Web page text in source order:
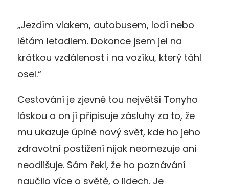
„Jezdím vlakem, autobusem, lodí nebo
létám letadlem. Dokonce jsem jel na
krátkou vzdálenost i na vozíku, který táhl
osel.“
Cestování je zjevně tou největší Tonyho
láskou a on jí připisuje zásluhy za to, že
mu ukazuje úplně nový svět, kde ho jeho
zdravotní postižení nijak neomezuje ani
neodlišuje. Sám řekl, že ho poznávání
naučilo více o světě, o lidech. Je